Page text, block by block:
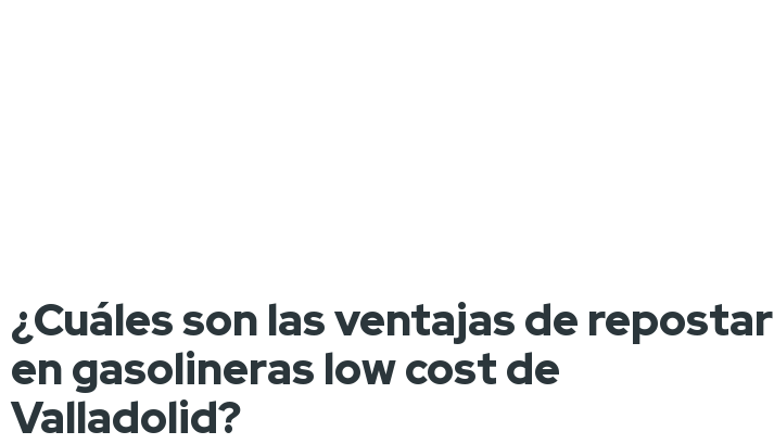
¿Cuáles son las ventajas de repostar
en gasolineras low cost de
Valladolid?